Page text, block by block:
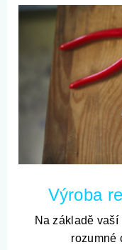
Výroba
Na základě
rozumné